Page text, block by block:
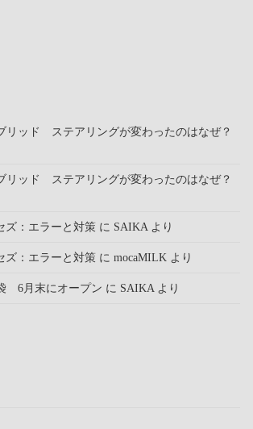
ッド ステアリングが変わったのはなぜ？
ッド ステアリングが変わったのはなぜ？
ズ：エラーと対策 に SAIKA より
ズ：エラーと対策 に mocaMILK より
6月末にオープン に SAIKA より